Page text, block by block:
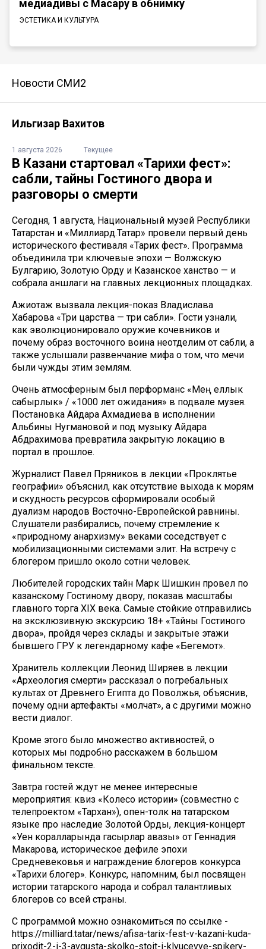
медиадивы с Масару в обнимку
ЭСТЕТИКА И КУЛЬТУРА
Новости СМИ2
Ильгизар Вахитов
1 августа 2026 Текущее
В Казани стартовал «Тарихи фест»:
сабли, тайны Гостиного двора и
разговоры о смерти
Сегодня, 1 августа, Национальный музей Республики
Татарстан и «Миллиард.Татар» провели первый день
исторического фестиваля «Тарих фест». Программа
объединила три ключевые эпохи — Волжскую
Булгарию, Золотую Орду и Казанское ханство — и
собрала аншлаги на главных лекционных площадках.
Ажиотаж вызвала лекция-показ Владислава
Хабарова «Три царства — три сабли». Гости узнали,
как эволюционировало оружие кочевников и
почему образ восточного воина неотделим от сабли, а
также услышали развенчание мифа о том, что мечи
были чужды этим землям.
Очень атмосферным был перформанс «Мең еллык
сабырлык» / «1000 лет ожидания» в подвале музея.
Постановка Айдара Ахмадиева в исполнении
Альбины Нугмановой и под музыку Айдара
Абдрахимова превратила закрытую локацию в
портал в прошлое.
Журналист Павел Пряников в лекции «Проклятье
географии» объяснил, как отсутствие выхода к морям
и скудность ресурсов сформировали особый
дуализм народов Восточно-Европейской равнины.
Слушатели разбирались, почему стремление к
«природному анархизму» веками соседствует с
мобилизационными системами элит. На встречу с
блогером пришло около сотни человек.
Любителей городских тайн Марк Шишкин провел по
казанскому Гостиному двору, показав масштабы
главного торга XIX века. Самые стойкие отправились
на эксклюзивную экскурсию 18+ «Тайны Гостиного
двора», пройдя через склады и закрытые этажи
бывшего ГРУ к легендарному кафе «Бегемот».
Хранитель коллекции Леонид Ширяев в лекции
«Археология смерти» рассказал о погребальных
культах от Древнего Египта до Поволжья, объяснив,
почему одни артефакты «молчат», а с другими можно
вести диалог.
Кроме этого было множество активностей, о
которых мы подробно расскажем в большом
финальном тексте.
Завтра гостей ждут не менее интересные
мероприятия: квиз «Колесо истории» (совместно с
телепроектом «Тархан»), опен-толк на татарском
языке про наследие Золотой Орды, лекция-концерт
«Уен коралларында гасырлар авазы» от Геннадия
Макарова, историческое дефиле эпохи
Средневековья и награждение блогеров конкурса
«Тарихи блогер». Конкурс, напомним, был посвящен
истории татарского народа и собрал талантливых
блогеров со всей страны.
С программой можно ознакомиться по ссылке -
https://milliard.tatar/news/afisa-tarix-fest-v-kazani-kuda-
prixodit-2-i-3-avgusta-skolko-stoit-i-klyucevye-spikery-